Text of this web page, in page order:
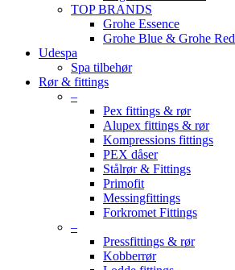
TOP BRANDS
Grohe Essence
Grohe Blue & Grohe Red
Udespa
Spa tilbehør
Rør & fittings
–
Pex fittings & rør
Alupex fittings & rør
Kompressions fittings
PEX dåser
Stålrør & Fittings
Primofit
Messingfittings
Forkromet Fittings
–
Pressfittings & rør
Kobberrør